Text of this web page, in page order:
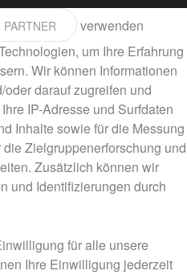
verwenden
um Ihre Erfahrung
Wir können Informationen
darauf zugreifen und
IP-Adresse und Surfdaten
Inhalte sowie für die Messung
Zielgruppenerforschung und
Zusätzlich können wir
und Identifizierungen durch
für alle unsere
Ihre Einwilligung jederzeit